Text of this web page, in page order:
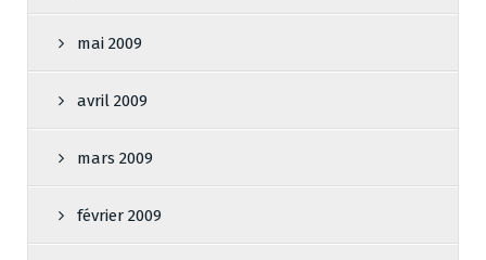
mai 2009
avril 2009
mars 2009
février 2009